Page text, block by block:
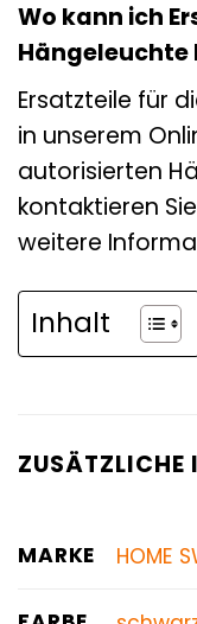
Wo kann ich
Hängeleuchte
Ersatzteile für
in unserem
autorisierten
kontaktieren
weitere
Inhalt
ZUSÄTZLICHE
MARKE HOME